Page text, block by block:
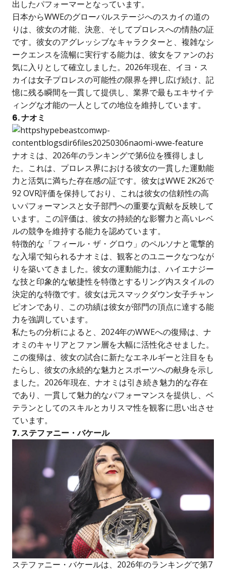
出したパフォーマーとなっています。
日本からWWEのグローバルステージへのスカイの道の
りは、彼女の才能、決意、そしてプロレスへの情熱の証
です。彼女のアグレッシブなキャラクターと、複雑なシ
ークエンスを流暢に実行する能力は、彼女をファンのお
気に入りとして確立しました。2026年現在、イヨ・ス
カイは女子プロレスの可能性の限界を押し広げ続け、記
憶に残る瞬間を一貫して提供し、業界で最もエキサイテ
ィングな才能の一人としての地位を維持しています。
6. ナオミ
ナオミは、2026年のランキングで第6位を獲得しまし
た。これは、プロレス界における彼女の一貫した運動能
力と活気に満ちた存在感の証です。彼女はWWE 2K26で
92 OVR評価を保持しており、これは彼女の信頼性の高
いパフォーマンスと女子部門への重要な貢献を反映して
います。この評価は、彼女の持続的な影響力と高いレベ
ルの競争を維持する能力を認めています。
特徴的な「フィール・ザ・グロウ」のペルソナと電撃的
な入場で知られるナオミは、観客とのユニークなつなが
りを築いてきました。彼女の運動能力は、ハイエナジー
な技と印象的な敏捷性を特徴とするリング内スタイルの
決定的な特徴です。彼女は元スマックダウン女子チャン
ピオンであり、この功績は彼女が部門の頂点に達する能
力を強調しています。
私たちの分析によると、2024年のWWEへの復帰は、ナ
オミのキャリアとファン層を大幅に活性化させました。
この復帰は、彼女の試合に新たなエネルギーと注目をも
たらし、彼女の永続的な魅力とスポーツへの献身を示し
ました。2026年現在、ナオミは引き続き魅力的な存在
であり、一貫して魅力的なパフォーマンスを提供し、ベ
テランとしてのスキルとカリスマ性を観客に思い出させ
ています。
7. ステファニー・バケール
ステファニー・バケールは、2026年のランキングで第7